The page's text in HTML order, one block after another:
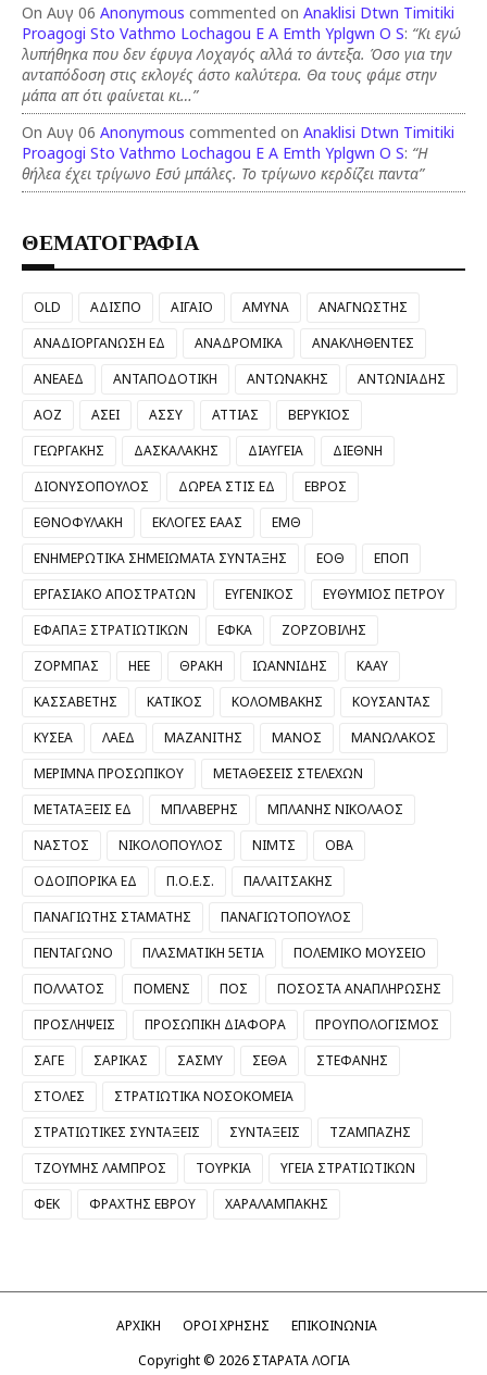
On Αυγ 06 Anonymous commented on Anaklisi Dtwn Timitiki
Proagogi Sto Vathmo Lochagou E A Emth Yplgwn O S: “Κι εγώ
λυπήθηκα που δεν έφυγα Λοχαγός αλλά το άντεξα. Όσο για την
ανταπόδοση στις εκλογές άστο καλύτερα. Θα τους φάμε στην
μάπα απ ότι φαίνεται κι…”
On Αυγ 06 Anonymous commented on Anaklisi Dtwn Timitiki
Proagogi Sto Vathmo Lochagou E A Emth Yplgwn O S: “Η
θήλεα έχει τρίγωνο Εσύ μπάλες. Το τρίγωνο κερδίζει παντα”
ΘΕΜΑΤΟΓΡΑΦΙΑ
OLD ΑΔΙΣΠΟ ΑΙΓΑΙΟ ΑΜΥΝΑ
ΑΝΑΓΝΩΣΤΗΣ
ΑΝΑΔΙΟΡΓΑΝΩΣΗ ΕΔ
ΑΝΑΔΡΟΜΙΚΑ
ΑΝΑΚΛΗΘΕΝΤΕΣ
ΑΝΕΑΕΔ
ΑΝΤΑΠΟΔΟΤΙΚΗ ΑΝΤΩΝΑΚΗΣ
ΑΝΤΩΝΙΑΔΗΣ
ΑΟΖ
ΑΣΕΙ ΑΣΣΥ ΑΤΤΙΑΣ
ΒΕΡΥΚΙΟΣ
ΓΕΩΡΓΑΚΗΣ
ΔΑΣΚΑΛΑΚΗΣ ΔΙΑΥΓΕΙΑ
ΔΙΕΘΝΗ
ΔΙΟΝΥΣΟΠΟΥΛΟΣ
ΔΩΡΕΑ ΣΤΙΣ ΕΔ
ΕΒΡΟΣ
ΕΘΝΟΦΥΛΑΚΗ
ΕΚΛΟΓΕΣ ΕΑΑΣ
ΕΜΘ
ΕΝΗΜΕΡΩΤΙΚΑ ΣΗΜΕΙΩΜΑΤΑ ΣΥΝΤΑΞΗΣ
ΕΟΘ
ΕΠΟΠ
ΕΡΓΑΣΙΑΚΟ ΑΠΟΣΤΡΑΤΩΝ
ΕΥΓΕΝΙΚΟΣ
ΕΥΘΥΜΙΟΣ ΠΕΤΡΟΥ
ΕΦΑΠΑΞ ΣΤΡΑΤΙΩΤΙΚΩΝ
ΕΦΚΑ
ΖΟΡΖΟΒΙΛΗΣ
ΖΟΡΜΠΑΣ
ΗΕΕ ΘΡΑΚΗ ΙΩΑΝΝΙΔΗΣ
ΚΑΑΥ
ΚΑΣΣΑΒΕΤΗΣ
ΚΑΤΙΚΟΣ ΚΟΛΟΜΒΑΚΗΣ
ΚΟΥΣΑΝΤΑΣ
ΚΥΣΕΑ
ΛΑΕΔ ΜΑΖΑΝΙΤΗΣ ΜΑΝΟΣ
ΜΑΝΩΛΑΚΟΣ
ΜΕΡΙΜΝΑ ΠΡΟΣΩΠΙΚΟΥ
ΜΕΤΑΘΕΣΕΙΣ ΣΤΕΛΕΧΩΝ
ΜΕΤΑΤΑΞΕΙΣ ΕΔ
ΜΠΛΑΒΕΡΗΣ
ΜΠΛΑΝΗΣ ΝΙΚΟΛΑΟΣ
ΝΑΣΤΟΣ
ΝΙΚΟΛΟΠΟΥΛΟΣ ΝΙΜΤΣ
ΟΒΑ
ΟΔΟΙΠΟΡΙΚΑ ΕΔ
Π.Ο.Ε.Σ.
ΠΑΛΑΙΤΣΑΚΗΣ
ΠΑΝΑΓΙΩΤΗΣ ΣΤΑΜΑΤΗΣ
ΠΑΝΑΓΙΩΤΟΠΟΥΛΟΣ
ΠΕΝΤΑΓΩΝΟ
ΠΛΑΣΜΑΤΙΚΗ 5ΕΤΙΑ
ΠΟΛΕΜΙΚΟ ΜΟΥΣΕΙΟ
ΠΟΛΛΑΤΟΣ
ΠΟΜΕΝΣ ΠΟΣ
ΠΟΣΟΣΤΑ ΑΝΑΠΛΗΡΩΣΗΣ
ΠΡΟΣΛΗΨΕΙΣ
ΠΡΟΣΩΠΙΚΗ ΔΙΑΦΟΡΑ
ΠΡΟΥΠΟΛΟΓΙΣΜΟΣ
ΣΑΓΕ
ΣΑΡΙΚΑΣ ΣΑΣΜΥ ΣΕΘΑ
ΣΤΕΦΑΝΗΣ
ΣΤΟΛΕΣ
ΣΤΡΑΤΙΩΤΙΚΑ ΝΟΣΟΚΟΜΕΙΑ
ΣΤΡΑΤΙΩΤΙΚΕΣ ΣΥΝΤΑΞΕΙΣ
ΣΥΝΤΑΞΕΙΣ
ΤΖΑΜΠΑΖΗΣ
ΤΖΟΥΜΗΣ ΛΑΜΠΡΟΣ
ΤΟΥΡΚΙΑ
ΥΓΕΙΑ ΣΤΡΑΤΙΩΤΙΚΩΝ
ΦΕΚ
ΦΡΑΧΤΗΣ ΕΒΡΟΥ ΧΑΡΑΛΑΜΠΑΚΗΣ
ΑΡΧΙΚΗ ΟΡΟΙ ΧΡΗΣΗΣ
ΕΠΙΚΟΙΝΩΝΙΑ
Copyright © 2026 ΣΤΑΡΑΤΑ ΛΟΓΙΑ